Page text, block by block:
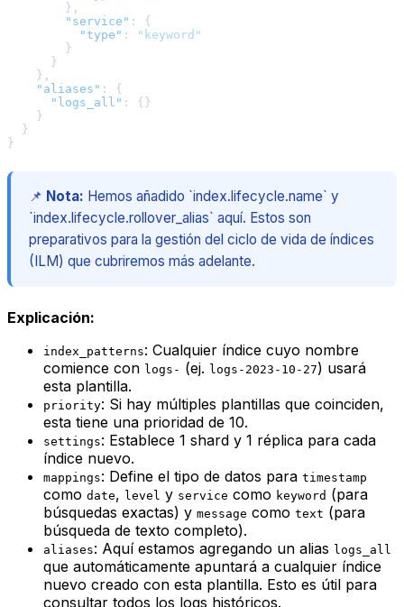
} ,
"service" :
{
"type" :
"keyword"
}
}
} ,
"aliases" :
{
"logs_all" : { }
}
}
}
📌 Nota: Hemos añadido `index.lifecycle.name` y
`index.lifecycle.rollover_alias` aquí. Estos son
preparativos para la gestión del ciclo de vida de índices
(ILM) que cubriremos más adelante.
Explicación:
index_patterns: Cualquier índice cuyo nombre
comience con logs- (ej. logs-2023-10-27) usará
esta plantilla.
priority: Si hay múltiples plantillas que coinciden,
esta tiene una prioridad de 10.
settings: Establece 1 shard y 1 réplica para cada
índice nuevo.
mappings: Define el tipo de datos para timestamp
como date, level y service como keyword (para
búsquedas exactas) y message como text (para
búsqueda de texto completo).
aliases: Aquí estamos agregando un alias logs_all
que automáticamente apuntará a cualquier índice
nuevo creado con esta plantilla. Esto es útil para
consultar todos los logs históricos.